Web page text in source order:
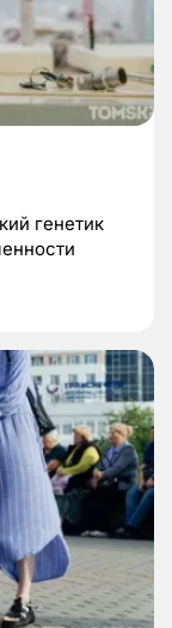
генетик